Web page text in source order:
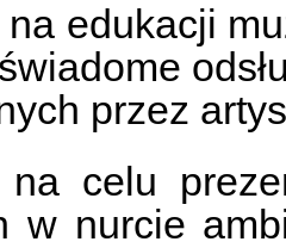
edukacji
przez
celu
w nurcie